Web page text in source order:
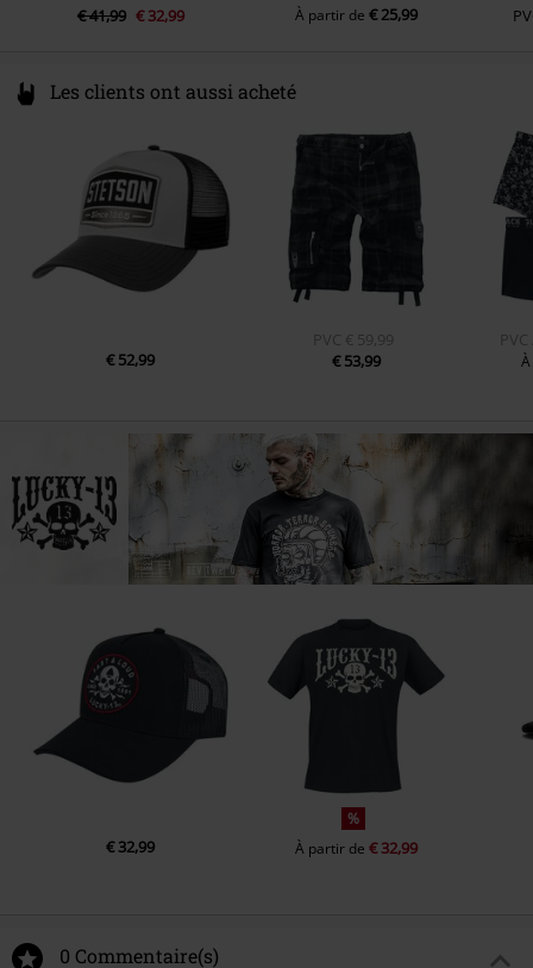
€ 41,99 € 32,99 À partir de € 25,99
Les clients ont aussi acheté
€ 52,99
PVC € 59,99
€ 53,99
PVC
€ 32,99
%
À partir de€ 32,99
0 Commentaire(s)